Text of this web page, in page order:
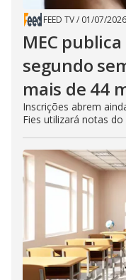
FEED TV/ 01/07/2026
MEC
segundo
mais de 44
Inscrições abrem
Fies utilizará notas